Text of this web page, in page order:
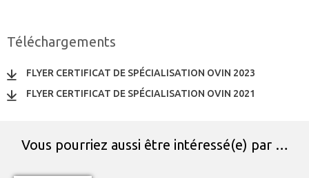
Téléchargements
FLYER CERTIFICAT DE SPÉCIALISATION OVIN 2023
FLYER CERTIFICAT DE SPÉCIALISATION OVIN 2021
Vous pourriez aussi être intéressé(e) par …